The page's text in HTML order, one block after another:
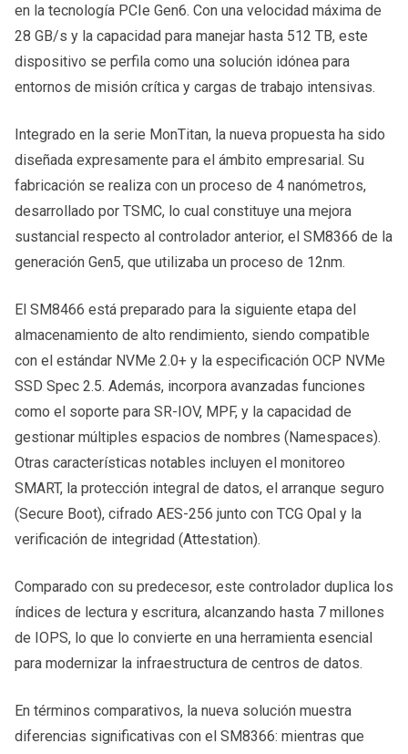
en la tecnología PCIe Gen6. Con una velocidad máxima de
28 GB/s y la capacidad para manejar hasta 512 TB, este
dispositivo se perfila como una solución idónea para
entornos de misión crítica y cargas de trabajo intensivas.
Integrado en la serie MonTitan, la nueva propuesta ha sido
diseñada expresamente para el ámbito empresarial. Su
fabricación se realiza con un proceso de 4 nanómetros,
desarrollado por TSMC, lo cual constituye una mejora
sustancial respecto al controlador anterior, el SM8366 de la
generación Gen5, que utilizaba un proceso de 12nm.
El SM8466 está preparado para la siguiente etapa del
almacenamiento de alto rendimiento, siendo compatible
con el estándar NVMe 2.0+ y la especificación OCP NVMe
SSD Spec 2.5. Además, incorpora avanzadas funciones
como el soporte para SR-IOV, MPF, y la capacidad de
gestionar múltiples espacios de nombres (Namespaces).
Otras características notables incluyen el monitoreo
SMART, la protección integral de datos, el arranque seguro
(Secure Boot), cifrado AES-256 junto con TCG Opal y la
verificación de integridad (Attestation).
Comparado con su predecesor, este controlador duplica los
índices de lectura y escritura, alcanzando hasta 7 millones
de IOPS, lo que lo convierte en una herramienta esencial
para modernizar la infraestructura de centros de datos.
En términos comparativos, la nueva solución muestra
diferencias significativas con el SM8366: mientras que